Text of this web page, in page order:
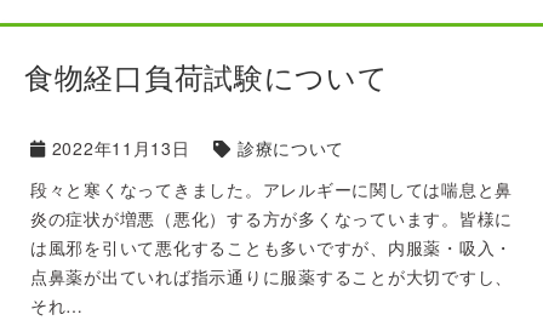
食物経口負荷試験について
2022年11月13日
診療について
段々と寒くなってきました。アレルギーに関しては喘息と鼻
炎の症状が増悪（悪化）する方が多くなっています。皆様に
は風邪を引いて悪化することも多いですが、内服薬・吸入・
点鼻薬が出ていれば指示通りに服薬することが大切ですし、
それ…